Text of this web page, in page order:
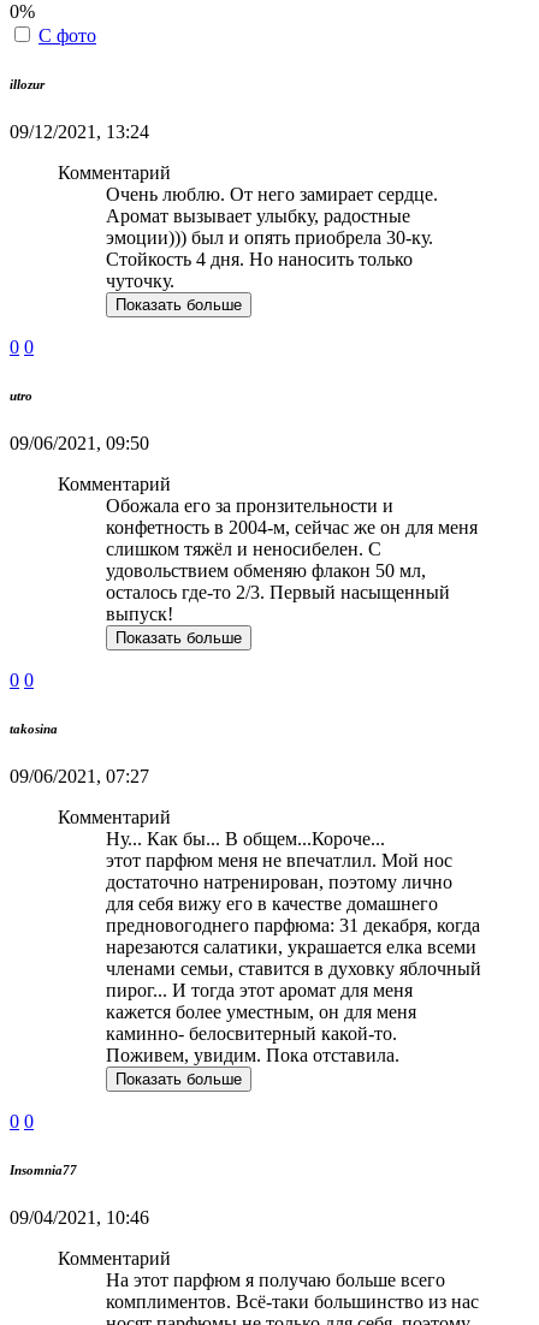
0%
С фото
illozur
09/12/2021, 13:24
Комментарий
Очень люблю. От него замирает сердце.
Аромат вызывает улыбку, радостные
эмоции))) был и опять приобрела 30-ку.
Стойкость 4 дня. Но наносить только
чуточку.
Показать больше
0 0
utro
09/06/2021, 09:50
Комментарий
Обожала его за пронзительности и
конфетность в 2004-м, сейчас же он для меня
слишком тяжёл и неносибелен. С
удовольствием обменяю флакон 50 мл,
осталось где-то 2/3. Первый насыщенный
выпуск!
Показать больше
0 0
takosina
09/06/2021, 07:27
Комментарий
Ну... Как бы... В общем...Короче...
этот парфюм меня не впечатлил. Мой нос
достаточно натренирован, поэтому лично
для себя вижу его в качестве домашнего
предновогоднего парфюма: 31 декабря, когда
нарезаются салатики, украшается елка всеми
членами семьи, ставится в духовку яблочный
пирог... И тогда этот аромат для меня
кажется более уместным, он для меня
каминно- белосвитерный какой-то.
Поживем, увидим. Пока отставила.
Показать больше
0 0
Insomnia77
09/04/2021, 10:46
Комментарий
На этот парфюм я получаю больше всего
комплиментов. Всё-таки большинство из нас